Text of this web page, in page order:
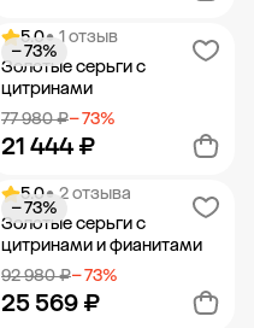
Добавить в корзину
5.0• 1 отзыв
Золотые серьги с
цитринами
77 980 ₽− 73%
21 444 ₽
− 73%
Добавить в корзину
5.0• 2 отзыва
Золотые серьги с
цитринами и фианитами
92 980 ₽− 73%
25 569 ₽
− 73%